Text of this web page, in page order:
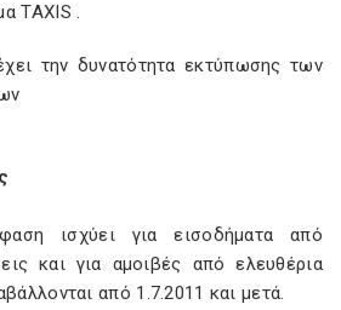
TAXIS .
την δυνατότητα εκτύπωσης των
ισχύει για εισοδήματα από
και για αμοιβές από ελευθέρια
από 1.7.2011 και μετά.